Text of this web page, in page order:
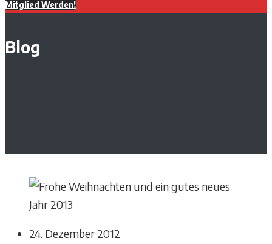
Mitglied Werden!
Blog
24. Dezember 2012